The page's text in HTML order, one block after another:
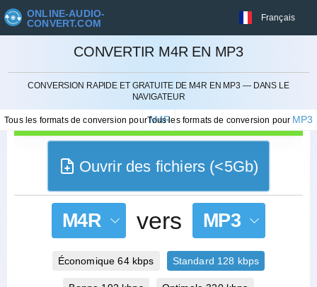
ONLINE-AUDIO-
CONVERT.COM
Français
CONVERTIR M4R EN MP3
CONVERSION RAPIDE ET GRATUITE DE M4R EN MP3 — DANS LE
NAVIGATEUR
Tous les formats de conversion pourM4R
Tous les formats de conversion pour MP3
Ouvrir des fichiers (<5Gb)
M4R vers MP3
Économique 64 kbps Standard 128 kbps